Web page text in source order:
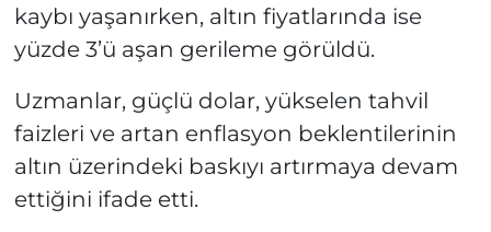
kaybı yaşanırken, altın fiyatlarında ise
yüzde 3’ü aşan gerileme görüldü.
Uzmanlar, güçlü dolar, yükselen tahvil
faizleri ve artan enflasyon beklentilerinin
altın üzerindeki baskıyı artırmaya devam
ettiğini ifade etti.